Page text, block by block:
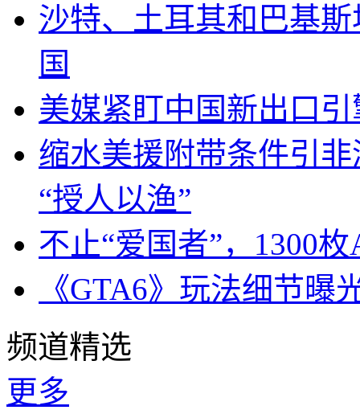
沙特、土耳其和巴基
国
美媒紧盯中国新出口
缩水美援附带条件引
“授人以渔”
不止“爱国者”，1300
《GTA6》玩法细节
频道精选
更多